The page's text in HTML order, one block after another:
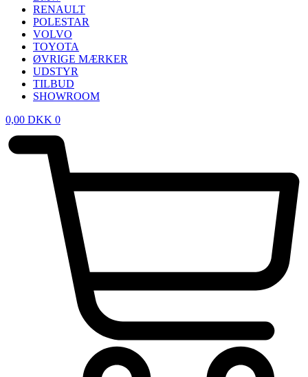
RENAULT
POLESTAR
VOLVO
TOYOTA
ØVRIGE MÆRKER
UDSTYR
TILBUD
SHOWROOM
0,00 DKK 0